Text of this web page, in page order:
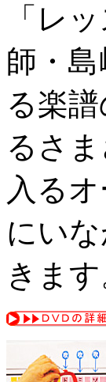
「レ
師・
る楽
るさ
入る
にい
きます